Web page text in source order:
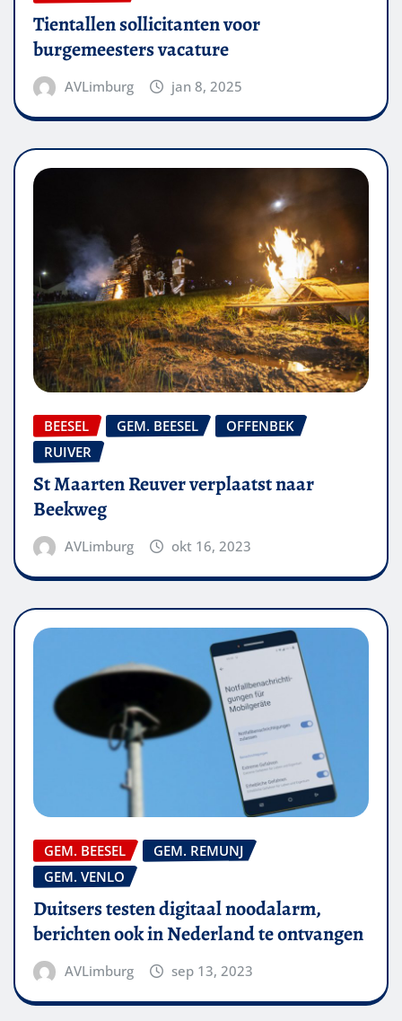
Tientallen sollicitanten voor
burgemeesters vacature
AVLimburg jan 8, 2025
BEESEL GEM. BEESEL
OFFENBEK
RUIVER
St Maarten Reuver verplaatst naar
Beekweg
AVLimburg okt 16, 2023
GEM. BEESEL
GEM. REMUNJ
GEM. VENLO
Duitsers testen digitaal noodalarm,
berichten ook in Nederland te ontvangen
AVLimburg sep 13, 2023